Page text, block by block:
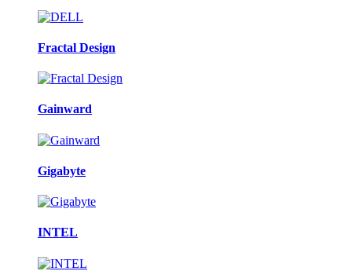
Fractal Design
Gainward
Gigabyte
INTEL